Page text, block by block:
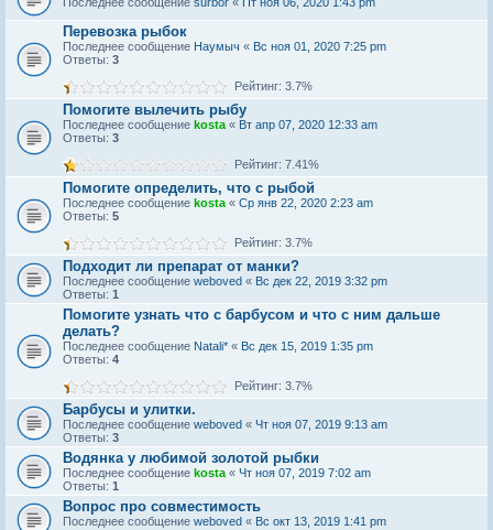
Перевозка рыбок
Последнее сообщение Наумыч « Вс ноя 01, 2020 7:25 pm
Ответы: 3
Рейтинг: 3.7%
Помогите вылечить рыбу
Последнее сообщение kosta « Вт апр 07, 2020 12:33 am
Ответы: 3
Рейтинг: 7.41%
Помогите определить, что с рыбой
Последнее сообщение kosta « Ср янв 22, 2020 2:23 am
Ответы: 5
Рейтинг: 3.7%
Подходит ли препарат от манки?
Последнее сообщение weboved « Вс дек 22, 2019 3:32 pm
Ответы: 1
Помогите узнать что с барбусом и что с ним дальше
делать?
Последнее сообщение Natali* « Вс дек 15, 2019 1:35 pm
Ответы: 4
Рейтинг: 3.7%
Барбусы и улитки.
Последнее сообщение weboved « Чт ноя 07, 2019 9:13 am
Ответы: 3
Водянка у любимой золотой рыбки
Последнее сообщение kosta « Чт ноя 07, 2019 7:02 am
Ответы: 1
Вопрос про совместимость
Последнее сообщение weboved « Вс окт 13, 2019 1:41 pm